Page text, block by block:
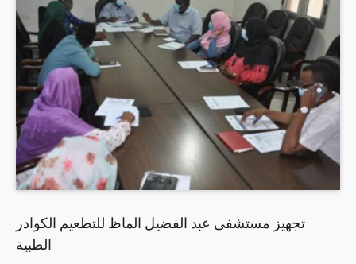
تجهيز مستشفى عبد الفضيل الماظ للتطعيم الكوادر
الطبية